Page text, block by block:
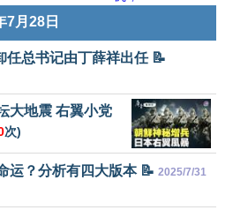
7月28日
任总书记由丁薛祥出任 📝
大地震 右翼小党
次)
运？分析有四大版本 📝 2025/7/31